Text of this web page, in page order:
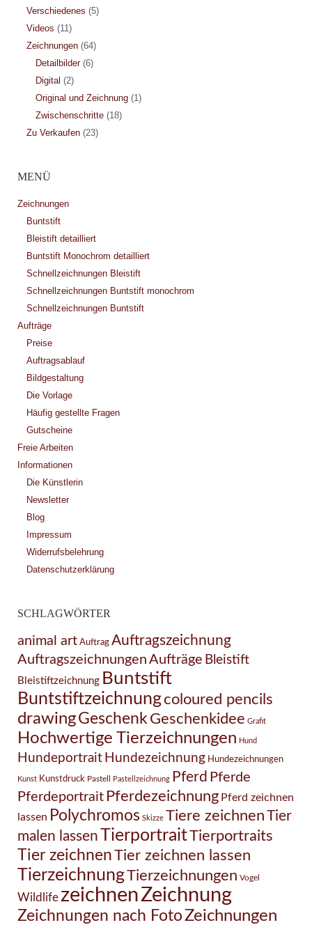
Verschiedenes (5)
Videos (11)
Zeichnungen(64)
Detailbilder(6)
Digital (2)
Original und Zeichnung(1)
Zwischenschritte(18)
Zu Verkaufen(23)
MENÜ
Zeichnungen
Buntstift
Bleistift detailliert
Buntstift Monochrom detailliert
Schnellzeichnungen Bleistift
Schnellzeichnungen Buntstift monochrom
Schnellzeichnungen Buntstift
Aufträge
Preise
Auftragsablauf
Bildgestaltung
Die Vorlage
Häufig gestellte Fragen
Gutscheine
Freie Arbeiten
Informationen
Die Künstlerin
Newsletter
Blog
Impressum
Widerrufsbelehrung
Datenschutzerklärung
SCHLAGWÖRTER
animal art Auftrag Auftragszeichnung
Auftragszeichnungen Aufträge Bleistift
Bleistiftzeichnung Buntstift
Buntstiftzeichnungcoloured pencils
drawingGeschenkGeschenkidee Grafit
Hochwertige Tierzeichnungen Hund
Hundeportrait Hundezeichnung Hundezeichnungen
Kunst Kunstdruck Pastell Pastellzeichnung Pferd Pferde
Pferdeportrait Pferdezeichnung Pferd zeichnen
lassen Polychromos Skizze Tiere zeichnenTier
malen lassenTierportraitTierportraits
Tier zeichnenTier zeichnen lassen
TierzeichnungTierzeichnungen Vogel
WildlifezeichnenZeichnung
Zeichnungen nach FotoZeichnungen